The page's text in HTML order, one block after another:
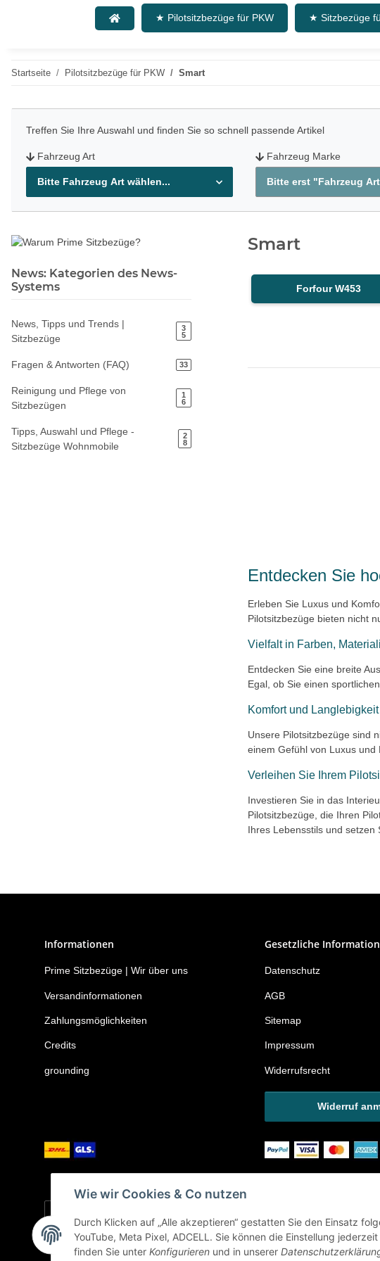
Wie wir Cookies & Co nutzen
Durch Klicken auf „Alle akzeptieren“ gestatten Sie den Einsatz
YouTube, Meta Pixel, ADCELL. Sie können die Einstellung
finden Sie unter Konfigurieren und in unserer
★ Pilotsitzbezüge für PKW ★ Sitzbezüge
Startseite Pilotsitzbezüge für PKW Smart
Treffen Sie Ihre Auswahl und finden Sie so schnell passende Artikel
Fahrzeug Art
Bitte Fahrzeug Art wählen...
Fahrzeug Marke
Bitte erst "Fahrzeug
Smart
Forfour W453
Entdecken Sie
Erleben Sie Luxus und
Pilotsitzbezüge bieten nicht
Vielfalt in Farben,
Entdecken Sie eine breite
Egal, ob Sie einen
Komfort und Langlebigkeit
Unsere Pilotsitzbezüge sind
einem Gefühl von Luxus und
Verleihen Sie Ihrem
Investieren Sie in das
Pilotsitzbezüge, die Ihren
Ihres Lebensstils und setzen
News: Kategorien des News-
Systems
News, Tipps und Trends |
Sitzbezüge
3
5
Fragen & Antworten (FAQ) 33
Reinigung und Pflege von
Sitzbezügen
1
6
Tipps, Auswahl und Pflege -
Sitzbezüge Wohnmobile
2
8
Informationen
Prime Sitzbezüge | Wir über uns
Versandinformationen
Zahlungsmöglichkeiten
Credits
grounding
Gesetzliche
Datenschutz
AGB
Sitemap
Impressum
Widerrufsrecht
Widerruf
* Alle Preise inkl. gesetzlicher USt., zzgl.Versand